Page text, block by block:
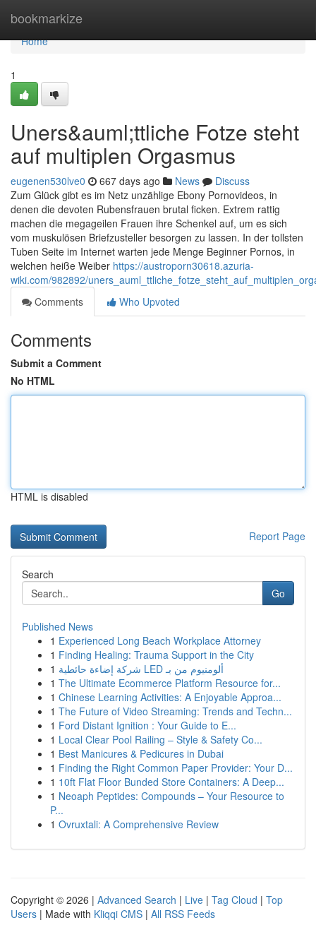
bookmarkize
Home
Home
1
Uners&auml;ttliche Fotze steht
auf multiplen Orgasmus
eugenen530lve0 667 days ago News
Discuss
Zum Glück gibt es im Netz unzählige Ebony Pornovideos, in
denen die devoten Rubensfrauen brutal ficken. Extrem rattig
machen die megageilen Frauen ihre Schenkel auf, um es sich
vom muskulösen Briefzusteller besorgen zu lassen. In der tollsten
Tuben Seite im Internet warten jede Menge Beginner Pornos, in
welchen heiße Weiber https://austroporn30618.azuria-
wiki.com/982892/
Comments
Who Upvoted
Comments
Submit a Comment
No HTML
HTML is disabled
Report Page
Search
Go
Published News
1 Experienced Long Beach Workplace Attorney
1 Finding Healing: Trauma Support in the City
1
شركة إضاءة حائطية LED ألومنيوم من بـ
1 The Ultimate Ecommerce Platform Resource for...
1 Chinese Learning Activities: A Enjoyable Approa...
1 The Future of Video Streaming: Trends and Techn...
1 Ford Distant Ignition : Your Guide to E...
1 Local Clear Pool Railing – Style & Safety Co...
1 Best Manicures & Pedicures in Dubai
1 Finding the Right Common Paper Provider: Your D...
1 10ft Flat Floor Bunded Store Containers: A Deep...
1 Neoaph Peptides: Compounds – Your Resource to
P...
1 Ovruxtali: A Comprehensive Review
Copyright © 2026 | Advanced Search | Live | Tag Cloud | Top
Users | Made with Kliqqi CMS | All RSS Feeds